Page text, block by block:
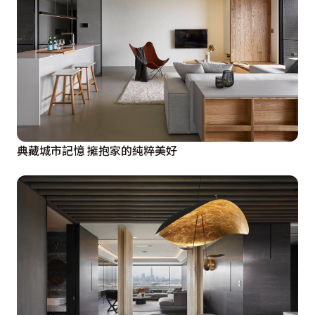
典藏城市記憶 擁抱家的純粹美好